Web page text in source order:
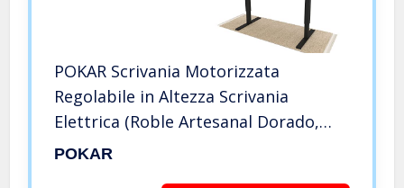
POKAR Scrivania Motorizzata
Regolabile in Altezza Scrivania
Elettrica (Roble Artesanal Dorado,
120 x 60)
POKAR